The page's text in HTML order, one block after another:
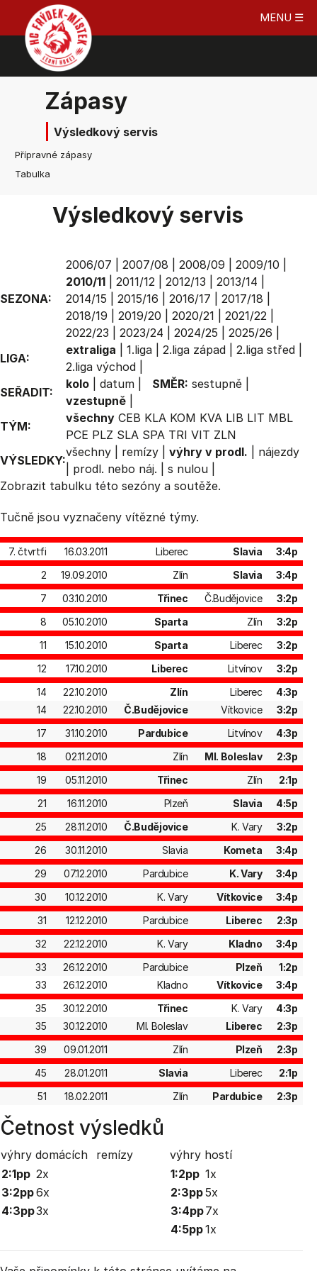
MENU ☰
Zápasy
Výsledkový servis
Přípravné zápasy
Tabulka
Výsledkový servis
SEZONA:
2006/07 2007/08 2008/09 2009/10
2010/11
2011/12 2012/13 2013/14
2014/15
2015/16 2016/17 2017/18
2018/19
2019/20 2020/21 2021/22
2022/23
2023/24 2024/25 2025/26
LIGA:
extraliga 1.liga 2.liga západ 2.liga střed
2.liga východ
SEŘADIT:
kolo datum SMĚR: sestupně
vzestupně
TÝM:
všechny CEB KLA KOM KVA LIB LIT MBL
PCE PLZ SLA SPA TRI VIT ZLN
VÝSLEDKY:
všechny remízy výhry v prodl.
nájezdy
prodl. nebo náj. s nulou
Zobrazit tabulku této sezóny a soutěže.
Tučně jsou vyznačeny vítězné týmy.
7. čtvrtfi 16.03.2011 Liberec Slavia
3:4p
2
19.09.2010 Zlín Slavia
3:4p
7
03.10.2010 Třinec Č.Budějovice
3:2p
8
05.10.2010 Sparta Zlín
3:2p
11
15.10.2010 Sparta Liberec
3:2p
12
17.10.2010 Liberec Litvínov
3:2p
14
22.10.2010 Zlín Liberec
4:3p
14
22.10.2010 Č.Budějovice Vítkovice
3:2p
17
31.10.2010 Pardubice Litvínov
4:3p
18
02.11.2010 Zlín Ml. Boleslav
2:3p
19
05.11.2010 Třinec Zlín
2:1p
21
16.11.2010 Plzeň Slavia
4:5p
25
28.11.2010 Č.Budějovice K. Vary
3:2p
26
30.11.2010 Slavia Kometa
3:4p
29
07.12.2010 Pardubice K. Vary
3:4p
30
10.12.2010 K. Vary Vítkovice
3:4p
31
12.12.2010 Pardubice Liberec
2:3p
32
22.12.2010 K. Vary Kladno
3:4p
33
26.12.2010 Pardubice Plzeň
1:2p
33
26.12.2010 Kladno Vítkovice
3:4p
35
30.12.2010 Třinec K. Vary
4:3p
35
30.12.2010 Ml. Boleslav Liberec
2:3p
39
09.01.2011 Zlín Plzeň
2:3p
45
28.01.2011 Slavia Liberec
2:1p
51
18.02.2011 Zlín Pardubice 2:3p
Četnost výsledků
výhry domácích remízy výhry hostí
2:1pp 2x
3:2pp6x
4:3pp3x
1:2pp 1x
2:3pp5x
3:4pp7x
4:5pp1x